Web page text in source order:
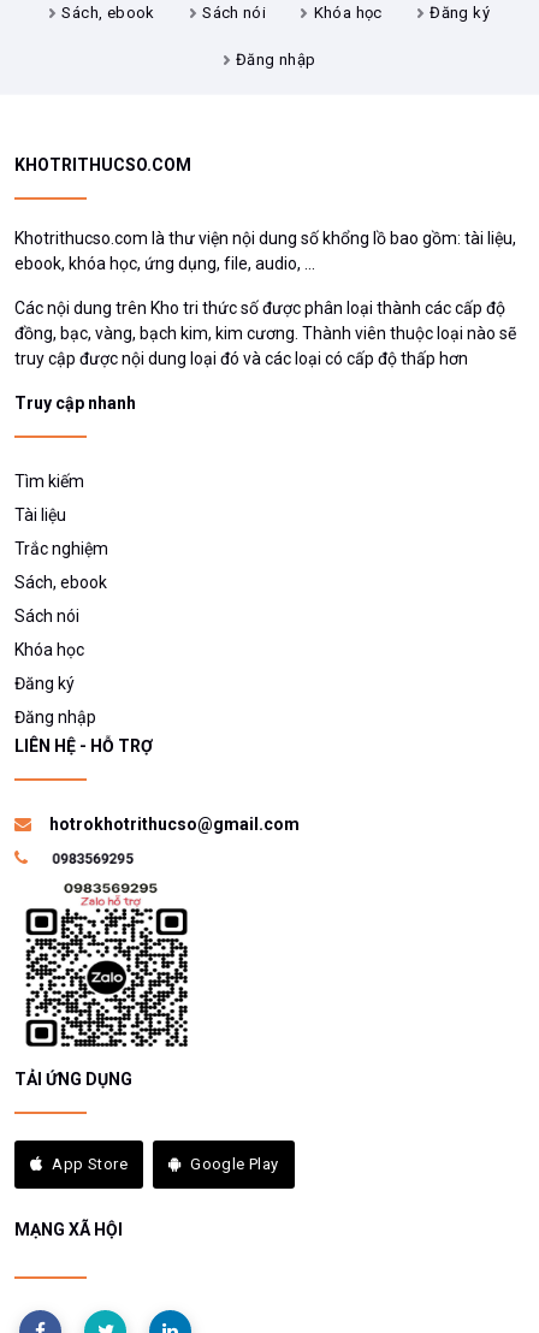
Sách, ebook Sách nói Khóa học Đăng ký
Đăng nhập
KHOTRITHUCSO.COM
Khotrithucso.com là thư viện nội dung số khổng lồ bao gồm: tài liệu,
ebook, khóa học, ứng dụng, file, audio, ...
Các nội dung trên Kho tri thức số được phân loại thành các cấp độ
đồng, bạc, vàng, bạch kim, kim cương. Thành viên thuộc loại nào sẽ
truy cập được nội dung loại đó và các loại có cấp độ thấp hơn
Truy cập nhanh
Tìm kiếm
Tài liệu
Trắc nghiệm
Sách, ebook
Sách nói
Khóa học
Đăng ký
Đăng nhập
LIÊN HỆ - HỖ TRỢ
hotrokhotrithucso@gmail.com
TẢI ỨNG DỤNG
App Store Google Play
MẠNG XÃ HỘI